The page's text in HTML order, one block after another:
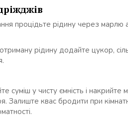
процідьте рідину через
рідину додайте цукор,
суміш у чисту ємність і
Залиште квас бродити при